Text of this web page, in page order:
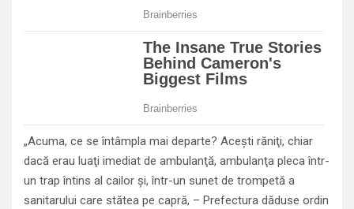
„Acuma, ce se întâmpla mai departe? Aceşti răniţi, chiar
dacă erau luaţi imediat de ambulanţă, ambulanţa pleca într-
un trap întins al cailor şi, într-un sunet de trompetă a
sanitarului care stătea pe capră, – Prefectura dăduse ordin